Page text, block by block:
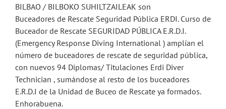
BILBAO / BILBOKO SUHILTZAILEAK son
Buceadores de Rescate Seguridad Pública ERDI. Curso de
Buceador de Rescate SEGURIDAD PÚBLICA E.R.D.I.
(Emergency Response Diving International ) amplían el
número de buceadores de rescate de seguridad pública,
con nuevos 94 Diplomas/ Titulaciones Erdi Diver
Technician , sumándose al resto de los buceadores
E.R.D.I de la Unidad de Buceo de Rescate ya formados.
Enhorabuena.